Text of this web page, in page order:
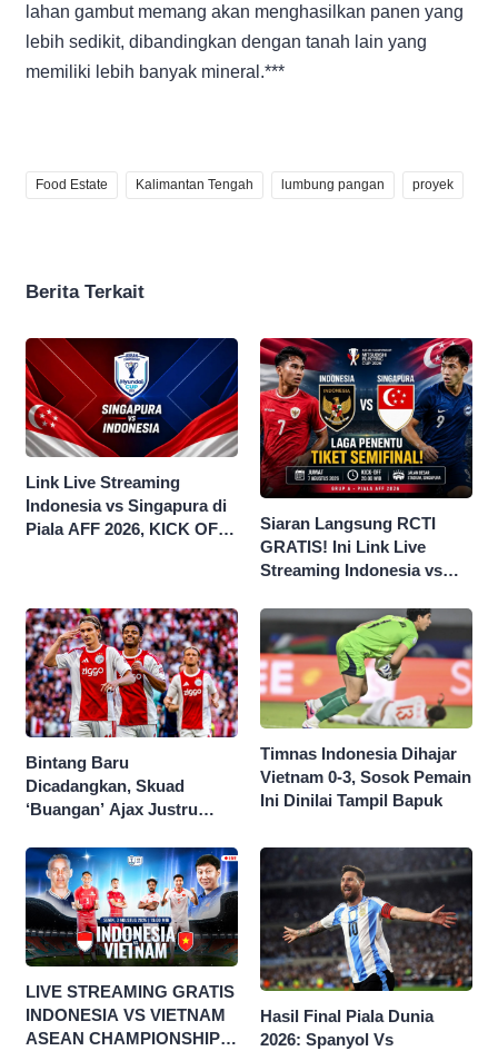
lahan gambut memang akan menghasilkan panen yang
lebih sedikit, dibandingkan dengan tanah lain yang
memiliki lebih banyak mineral.***
Food Estate Kalimantan Tengah lumbung pangan proyek
Berita Terkait
Link Live Streaming
Indonesia vs Singapura di
Piala AFF 2026, KICK OFF
Siaran Langsung RCTI
GRATIS! Ini Link Live
Streaming Indonesia vs
2026
Bintang Baru
Dicadangkan, Skuad
‘Buangan’ Ajax Justru
Timnas Indonesia Dihajar
Vietnam 0-3, Sosok Pemain
Ini Dinilai Tampil Bapuk
LIVE STREAMING GRATIS
INDONESIA VS VIETNAM
ASEAN CHAMPIONSHIP
Hasil Final Piala Dunia
2026: Spanyol Vs